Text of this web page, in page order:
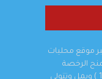
موقع محليات
منح الرخصة